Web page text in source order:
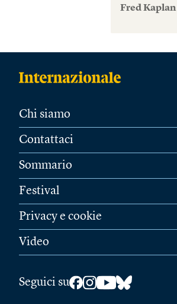
Fred Kaplan
Chi siamo
Contattaci
Sommario
Festival
Privacy e cookie
Video
Seguici su